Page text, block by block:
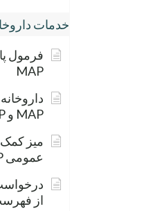
خدمات
MAP
MAP و MAP
میز کمک
عمومی MAP و MAP
از